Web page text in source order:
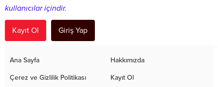
kullanıcılar içindir.
Kayıt Ol Giriş Yap
Ana Sayfa Hakkımızda
Çerez ve Gizlilik Politikası Kayıt Ol